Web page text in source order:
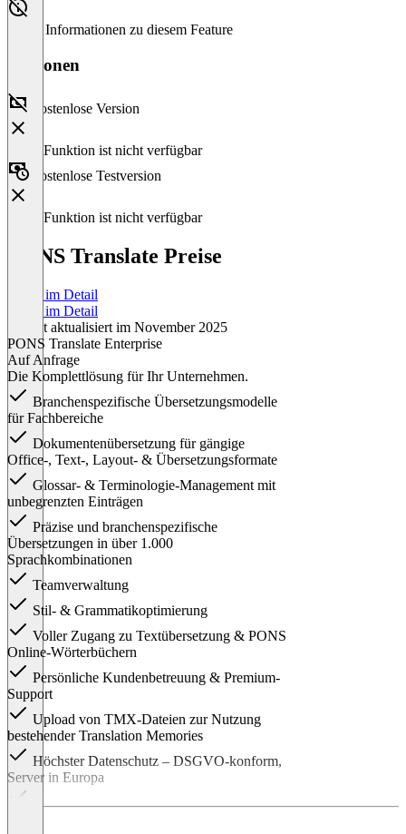
Keine Informationen zu diesem Feature
Versionen
Kostenlose Version
Diese Funktion ist nicht verfügbar
Kostenlose Testversion
Diese Funktion ist nicht verfügbar
PONS Translate Preise
Preise im Detail
Preise im Detail
Zuletzt aktualisiert im November 2025
PONS Translate Enterprise
Auf Anfrage
Die Komplettlösung für Ihr Unternehmen.
Branchenspezifische Übersetzungsmodelle
für Fachbereiche
Dokumentenübersetzung für gängige
Office-, Text-, Layout- & Übersetzungsformate
Glossar- & Terminologie-Management mit
unbegrenzten Einträgen
Präzise und branchenspezifische
Übersetzungen in über 1.000
Sprachkombinationen
Teamverwaltung
Stil- & Grammatikoptimierung
Voller Zugang zu Textübersetzung & PONS
Online-Wörterbüchern
Persönliche Kundenbetreuung & Premium-
Support
Upload von TMX-Dateien zur Nutzung
bestehender Translation Memories
Höchster Datenschutz – DSGVO-konform,
Server in Europa
Keine Nutzung von Daten zum Training der